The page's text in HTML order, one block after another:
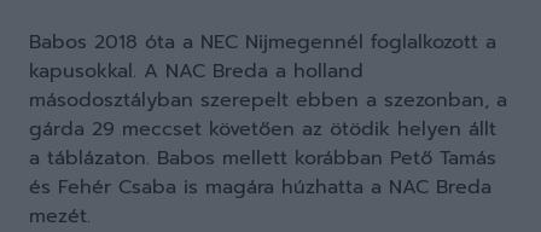
Babos 2018 óta a NEC Nijmegennél foglalkozott a
kapusokkal. A NAC Breda a holland
másodosztályban szerepelt ebben a szezonban, a
gárda 29 meccset követően az ötödik helyen állt
a táblázaton. Babos mellett korábban Pető Tamás
és Fehér Csaba is magára húzhatta a NAC Breda
mezét.